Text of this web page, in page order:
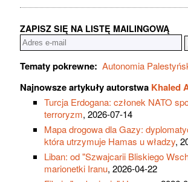
ZAPISZ SIĘ NA LISTĘ MAILINGOWĄ
Tematy pokrewne: Autonomia
Najnowsze artykuły autorstwa Khaled
Turcja Erdogana: członek NATO
terroryzm, 2026-07-14
Mapa drogowa dla Gazy:
która utrzymuje Hamas u władzy,
Liban: od "Szwajcarii Bliskiego
marionetki Iranu, 2026-04-22